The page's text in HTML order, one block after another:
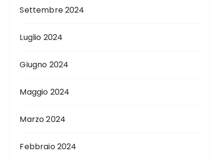
Settembre 2024
Luglio 2024
Giugno 2024
Maggio 2024
Marzo 2024
Febbraio 2024